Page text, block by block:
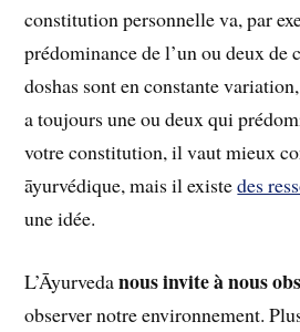
constitution personnelle va, par
prédominance de l’un ou deux de
doshas sont en constante
a toujours une ou deux qui
votre constitution, il vaut mieux
āyurvédique, mais il existedes
une idée.
L’Āyurvedanous invite à nous
observer notre environnement.